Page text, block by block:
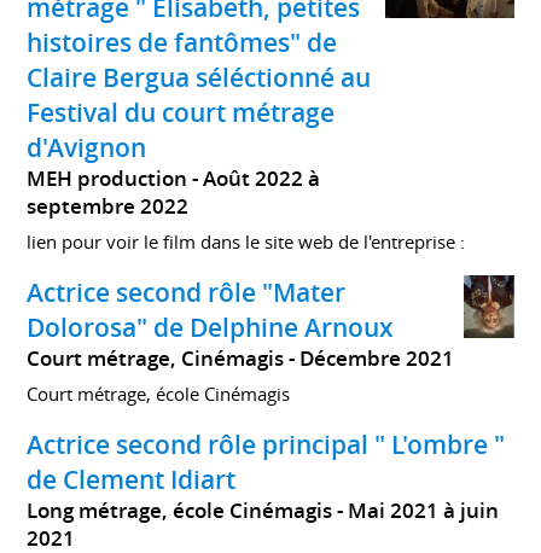
métrage " Elisabeth, petites
histoires de fantômes" de
Claire Bergua séléctionné au
Festival du court métrage
d'Avignon
MEH production
Août 2022 à
septembre 2022
lien pour voir le film dans le site web de l'entreprise :
Actrice second rôle "Mater
Dolorosa" de Delphine Arnoux
Court métrage, Cinémagis Décembre 2021
Court métrage, école Cinémagis
Actrice second rôle principal " L'ombre "
de Clement Idiart
Long métrage, école Cinémagis
Mai 2021 à juin
2021